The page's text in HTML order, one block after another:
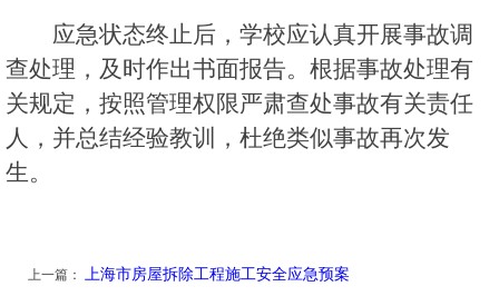
应急状态终止后，学校应认真开展事故调
查处理，及时作出书面报告。根据事故处理有
关规定，按照管理权限严肃查处事故有关责任
人，并总结经验教训，杜绝类似事故再次发
生。
上一篇： 上海市房屋拆除工程施工安全应急预案